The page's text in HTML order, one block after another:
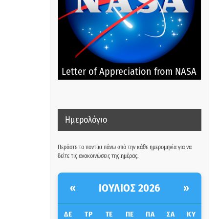
Letter of Appreciation from NASA
Ημερολόγιο
Περάστε το ποντίκι πάνω από την κάθε ημερομηνία για να
δείτε τις ανακοινώσεις της ημέρας.
« ΙΟΎΛΙΟΣ 2026 »
ΔΕ ΤΡ ΤΕ ΠΕ ΠΑ ΣΑ ΚΥ